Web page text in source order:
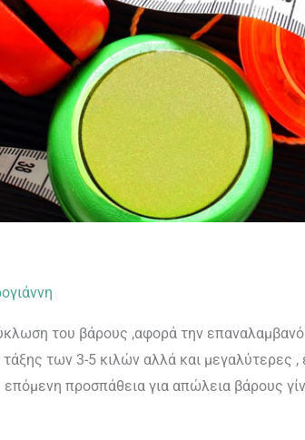
του βάρους ,αφορά την
τάξης των 3-5 κιλών αλλά και μεγαλύτερες
επόμενη προσπάθεια για απώλεια βάρους